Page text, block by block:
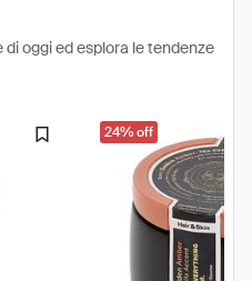
oggi ed esplora le tendenze
24% off